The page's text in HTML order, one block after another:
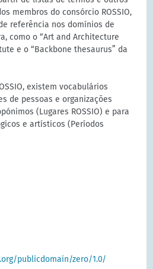
membros do consórcio ROSSIO,
referência nos domínios de
como o “Art and Architecture
e o “Backbone thesaurus” da
existem vocabulários
de pessoas e organizações
(Lugares ROSSIO) e para
e artísticos (Períodos
publicdomain/zero/1.0/